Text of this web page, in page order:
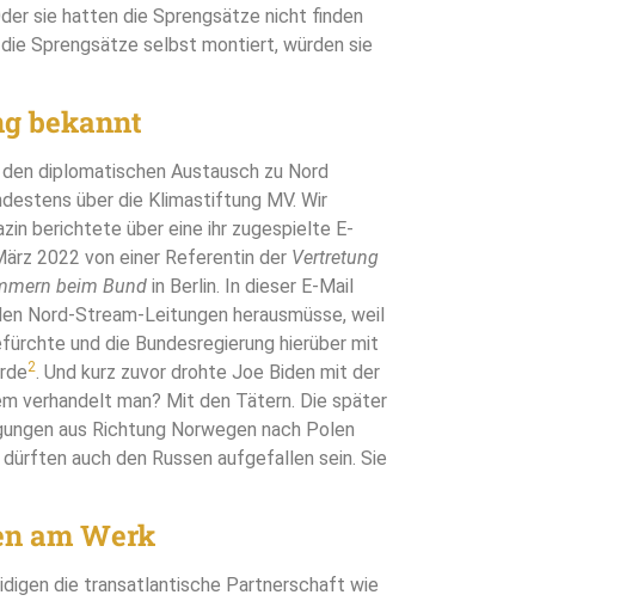
sie hatten die Sprengsätze nicht finden
Sprengsätze selbst montiert, würden sie
bekannt
diplomatischen Austausch zu Nord
über die Klimastiftung MV. Wir
berichtete über eine ihr zugespielte E-
2022 von einer Referentin der Vertretung
beim Bund in Berlin. In dieser E-Mail
Nord-Stream-Leitungen herausmüsse, weil
und die Bundesregierung hierüber mit
2. Und kurz zuvor drohte Joe Biden mit der
verhandelt man? Mit den Tätern. Die später
aus Richtung Norwegen nach Polen
auch den Russen aufgefallen sein. Sie
am Werk
die transatlantische Partnerschaft wie